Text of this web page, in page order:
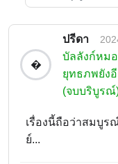
�
ปรีดา
บัลลังก์หม
ยุทธภพยัง
(จบบริบูรณ์
เรื่องนี้ถือว่าสมบูร
ย์...